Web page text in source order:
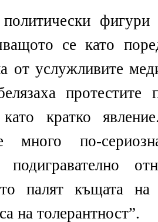
се като
от услужливите
кратко
много по-
палят къщата
на толерантност”.